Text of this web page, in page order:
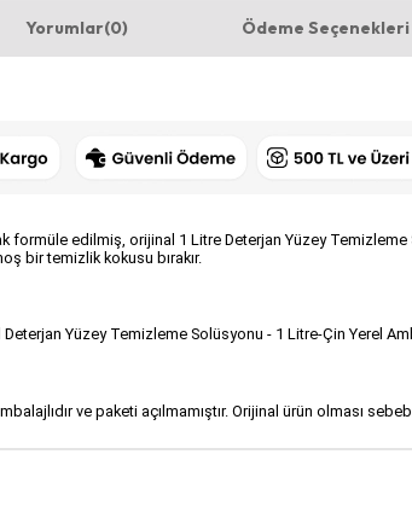
Yorumlar(0) Ödeme Seçenekleri
formüle edilmiş, orijinal 1 Litre Deterjan Yüzey
bir temizlik kokusu bırakır.
Yüzey Temizleme Solüsyonu - 1 Litre-Çin Yerel
ve paketi açılmamıştır. Orijinal ürün olması